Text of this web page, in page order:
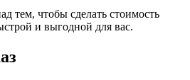
тем, чтобы сделать стоимость
и выгодной для вас.